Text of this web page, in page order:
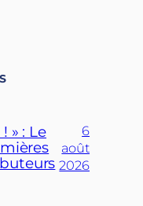
» : Le
6
août
2026